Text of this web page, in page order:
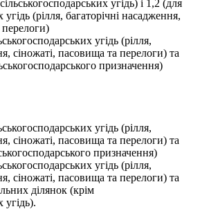
угідь) і 1,2 (для
угідь (рілля, багаторічні насадження,
перелоги)
угідь (рілля,
сіножаті, пасовища та перелоги) та
призначення)
угідь (рілля,
сіножаті, пасовища та перелоги) та
призначення)
угідь (рілля,
сіножаті, пасовища та перелоги) та
ділянок (крім
угідь).